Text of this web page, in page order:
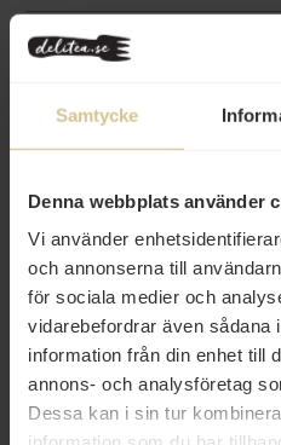
Samtycke
Denna webbplats använder
Vi använder
och annonserna till
för sociala medier och
vidarebefordrar även sådana
information från din enhet till
annons- och analysföretag
Dessa kan i sin tur
Från samma
Skeppsholms Curry Ketchup